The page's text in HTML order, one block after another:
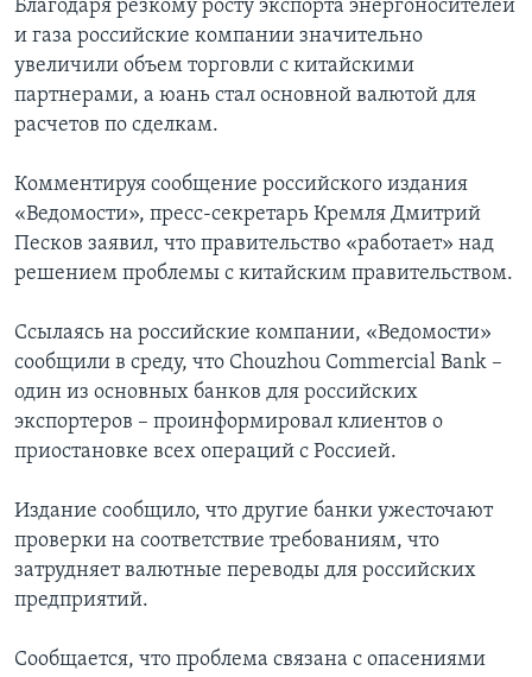
Благодаря резкому росту экспорта энергоносителей
и газа российские компании значительно
увеличили объем торговли с китайскими
партнерами, а юань стал основной валютой для
расчетов по сделкам.
Комментируя сообщение российского издания
«Ведомости», пресс-секретарь Кремля Дмитрий
Песков заявил, что правительство «работает» над
решением проблемы с китайским правительством.
Ссылаясь на российские компании, «Ведомости»
сообщили в среду, что Chouzhou Commercial Bank –
один из основных банков для российских
экспортеров – проинформировал клиентов о
приостановке всех операций с Россией.
Издание сообщило, что другие банки ужесточают
проверки на соответствие требованиям, что
затрудняет валютные переводы для российских
предприятий.
Сообщается, что проблема связана с опасениями